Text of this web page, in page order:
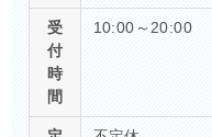
受
付
時
間
10:00～20:00